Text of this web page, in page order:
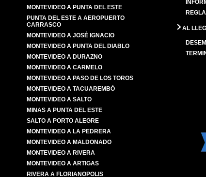
MONTEVIDEO A PUNTA DEL ESTE
PUNTA DEL ESTE A AEROPUERTO
CARRASCO
MONTEVIDEO A JOSÉ IGNACIO
MONTEVIDEO A PUNTA DEL DIABLO
MONTEVIDEO A DURAZNO
MONTEVIDEO A CARMELO
MONTEVIDEO A PASO DE LOS TOROS
MONTEVIDEO A TACUAREMBÓ
MONTEVIDEO A SALTO
MINAS A PUNTA DEL ESTE
SALTO A PORTO ALEGRE
MONTEVIDEO A LA PEDRERA
MONTEVIDEO A MALDONADO
MONTEVIDEO A RIVERA
MONTEVIDEO A ARTIGAS
RIVERA A FLORIANOPOLIS
AL